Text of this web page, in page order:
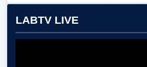
LABTV LIVE